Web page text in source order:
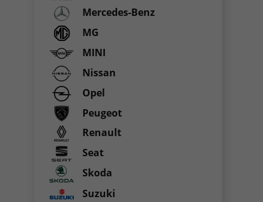
Mercedes-Benz
MG
MINI
Nissan
Opel
Peugeot
Renault
Seat
Skoda
Suzuki